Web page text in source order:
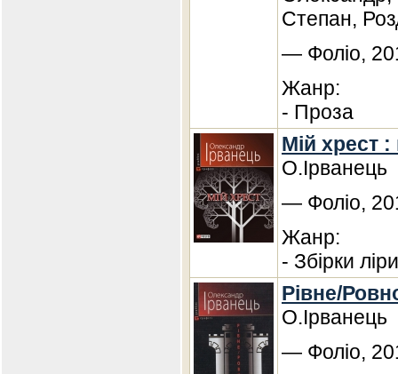
Степан,
— Фоліо,
Жанр:
- Проза
Мій хрест :
О.Ірванець
— Фоліо,
Жанр:
- Збірки
Рівне/
О.Ірванець
— Фоліо,